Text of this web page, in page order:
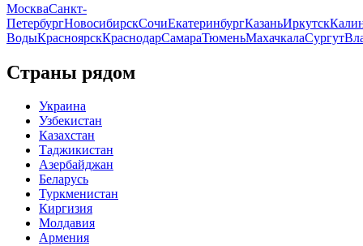
МоскваСанкт-
ПетербургНовосибирскСочиЕкатеринбургКазаньИркутск
ВодыКрасноярскКраснодарСамараТюменьМахачкалаСургут
Страны рядом
Украина
Узбекистан
Казахстан
Таджикистан
Азербайджан
Беларусь
Туркменистан
Киргизия
Молдавия
Армения